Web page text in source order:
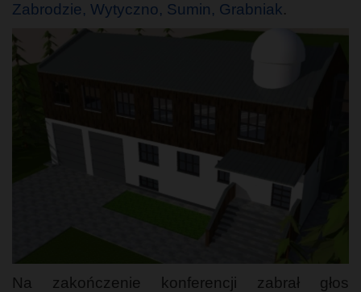
Zabrodzie, Wytyczno, Sumin, Grabniak.
Na zakończenie konferencji zabrał głos